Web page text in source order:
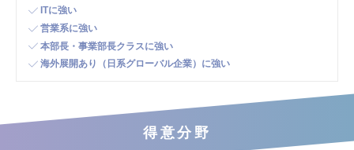
ITに強い
営業系に強い
本部長・事業部長クラスに強い
海外展開あり（日系グローバル企業）に強い
得意分野